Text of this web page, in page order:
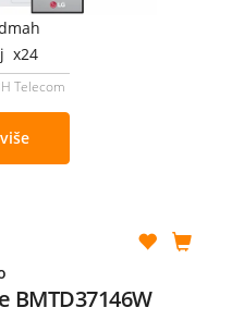
x24
Telecom
BMTD37146W